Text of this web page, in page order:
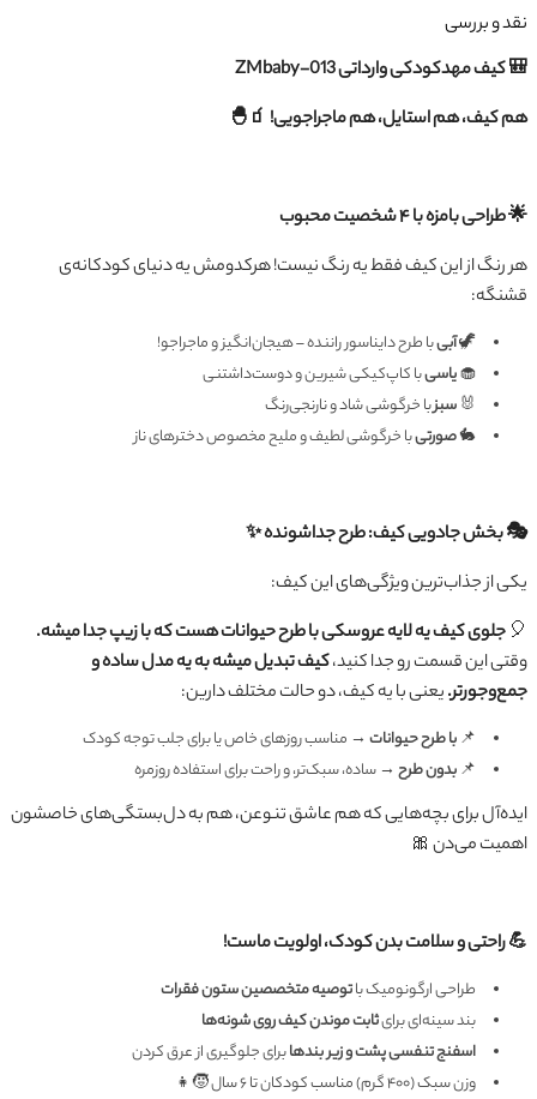
نقد و بررسی
🎒 کیف مهدکودکی وارداتی ZMbaby-013
هم کیف، هم استایل، هم ماجراجویی! 🧃🐣
🌟 طراحی بامزه با ۴ شخصیت محبوب
هر رنگ از این کیف فقط یه رنگ نیست! هرکدومش یه دنیای کودکانه‌ی
قشنگه:
🦖آبیبا طرح دایناسور راننده – هیجان‌انگیز و ماجراجو!
🧁یاسیبا کاپ‌کیکی شیرین و دوست‌داشتنی
🐰سبزبا خرگوشی شاد و نارنجی‌رنگ
🐇صورتیبا خرگوشی لطیف و ملیح مخصوص دخترهای ناز
🎭 بخش جادویی کیف:طرح جداشونده✨
یکی از جذاب‌ترین ویژگی‌های این کیف:
🎈 جلوی کیف یه لایه عروسکی با طرح حیوانات هست که با زیپ جدا میشه.
وقتی این قسمت رو جدا کنید،کیف تبدیل میشه به یه مدل ساده و
جمع‌وجورتر.یعنی با یه کیف، دو حالت مختلف دارین:
📌با طرح حیوانات → مناسب روزهای خاص یا برای جلب توجه کودک
📌بدون طرح → ساده، سبک‌تر، و راحت برای استفاده روزمره
ایده‌آل برای بچه‌هایی که هم عاشق تنوعن، هم به دل‌بستگی‌های خاصشون
اهمیت می‌دن 🎀
💪 راحتی و سلامت بدن کودک، اولویت ماست!
طراحی ارگونومیک باتوصیه متخصصین ستون فقرات
بند سینه‌ای برایثابت موندن کیف روی شونه‌ها
اسفنج تنفسی پشت و زیر بندهابرای جلوگیری از عرق کردن
وزن سبک (۴۰۰ گرم) مناسب کودکان تا ۶ سال 🧒👧